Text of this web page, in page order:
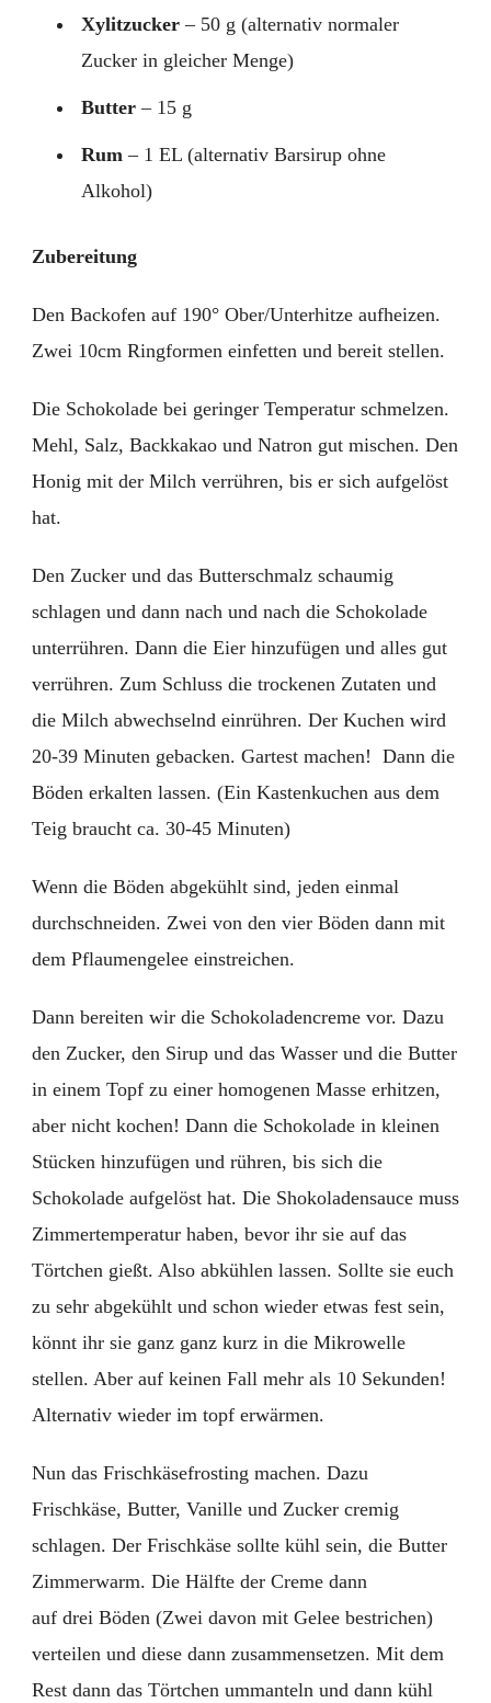
Xylitzucker – 50 g (alternativ normaler
Zucker in gleicher Menge)
Butter – 15 g
Rum – 1 EL (alternativ Barsirup ohne
Alkohol)
Zubereitung
Den Backofen auf 190° Ober/Unterhitze aufheizen.
Zwei 10cm Ringformen einfetten und bereit stellen.
Die Schokolade bei geringer Temperatur schmelzen.
Mehl, Salz, Backkakao und Natron gut mischen. Den
Honig mit der Milch verrühren, bis er sich aufgelöst
hat.
Den Zucker und das Butterschmalz schaumig
schlagen und dann nach und nach die Schokolade
unterrühren. Dann die Eier hinzufügen und alles gut
verrühren. Zum Schluss die trockenen Zutaten und
die Milch abwechselnd einrühren. Der Kuchen wird
20-39 Minuten gebacken. Gartest machen! Dann die
Böden erkalten lassen. (Ein Kastenkuchen aus dem
Teig braucht ca. 30-45 Minuten)
Wenn die Böden abgekühlt sind, jeden einmal
durchschneiden. Zwei von den vier Böden dann mit
dem Pflaumengelee einstreichen.
Dann bereiten wir die Schokoladencreme vor. Dazu
den Zucker, den Sirup und das Wasser und die Butter
in einem Topf zu einer homogenen Masse erhitzen,
aber nicht kochen! Dann die Schokolade in kleinen
Stücken hinzufügen und rühren, bis sich die
Schokolade aufgelöst hat. Die Shokoladensauce muss
Zimmertemperatur haben, bevor ihr sie auf das
Törtchen gießt. Also abkühlen lassen. Sollte sie euch
zu sehr abgekühlt und schon wieder etwas fest sein,
könnt ihr sie ganz ganz kurz in die Mikrowelle
stellen. Aber auf keinen Fall mehr als 10 Sekunden!
Alternativ wieder im topf erwärmen.
Nun das Frischkäsefrosting machen. Dazu
Frischkäse, Butter, Vanille und Zucker cremig
schlagen. Der Frischkäse sollte kühl sein, die Butter
Zimmerwarm. Die Hälfte der Creme dann
auf drei Böden (Zwei davon mit Gelee bestrichen)
verteilen und diese dann zusammensetzen. Mit dem
Rest dann das Törtchen ummanteln und dann kühl